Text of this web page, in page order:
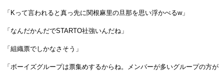
「Kって言われると真っ先に関根麻里の旦那を思い浮かべるw」
「なんだかんだでSTARTO社強いんだね」
「組織票でしかなさそう」
「ボーイズグループは票集めするからね。メンバーが多いグループの方が